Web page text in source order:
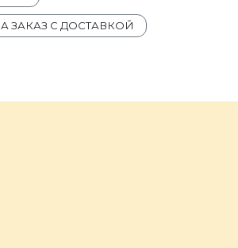
ЗАКАЗ С ДОСТАВКОЙ